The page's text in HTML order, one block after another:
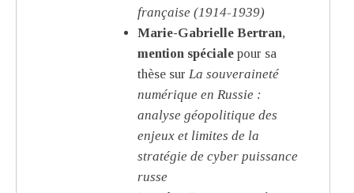
française (1914-1939)
Marie-Gabrielle Bertran,
mention spéciale pour sa
thèse sur La souveraineté
numérique en Russie :
analyse géopolitique des
enjeux et limites de la
stratégie de cyber puissance
russe